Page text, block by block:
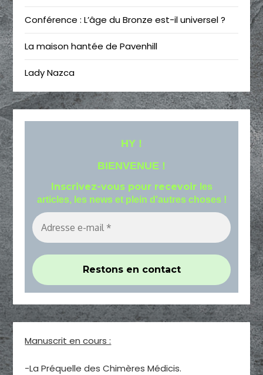
Conférence : L’âge du Bronze est-il universel ?
La maison hantée de Pavenhill
Lady Nazca
HY !
BIENVENUE !
Inscrivez-vous pour recevoir les
articles, les news et plein d'autres choses !
Manuscrit en cours :
-La Préquelle des Chimères Médicis.